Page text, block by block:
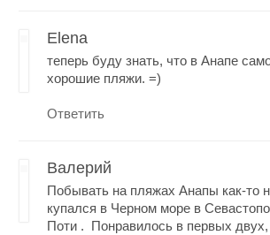
Elena
теперь буду знать, что в Анапе
хорошие пляжи. =)
Ответить
Валерий
Побывать на пляжах Анапы как-то
купался в Черном море в
Поти . Понравилось в первых